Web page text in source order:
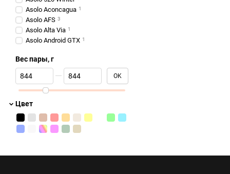
Asolo Aconcagua 1
Asolo AFS 3
Asolo Alta Via 1
Asolo Android GTX 1
Asolo Arctic
Asolo Cerium 2
Asolo Cyclone 1
Asolo Drifter 3
Asolo Elbrus
Asolo Enforce
Asolo Falcon 6
Asolo Finder
Вес пары, г
От Вес пары, г
До Вес пары, г OK
Цвет